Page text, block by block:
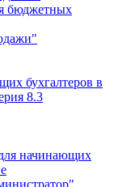
бюджетных
бухгалтеров в
8.3
начинающих